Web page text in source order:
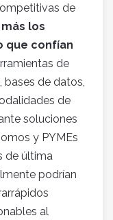
de
los
que confían
de
de datos,
de
soluciones
y PYMEs
de última
podrían
al